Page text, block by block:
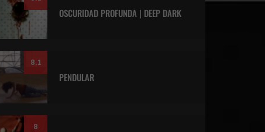
OSCURIDAD PROFUNDA | DEEP DARK
8.1
PENDULAR
8